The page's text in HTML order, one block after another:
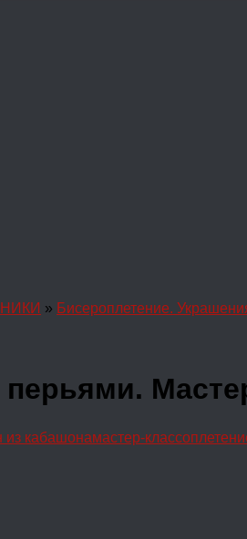
» Бисероплетение.
из кабашонамастер-класс